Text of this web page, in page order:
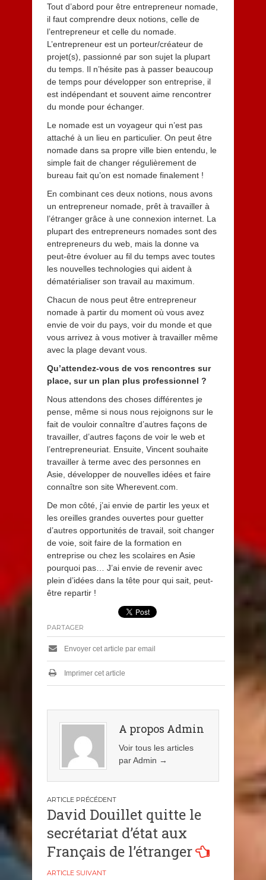
Tout d’abord pour être entrepreneur nomade,
il faut comprendre deux notions, celle de
l’entrepreneur et celle du nomade.
L’entrepreneur est un porteur/créateur de
projet(s), passionné par son sujet la plupart
du temps. Il n’hésite pas à passer beaucoup
de temps pour développer son entreprise, il
est indépendant et souvent aime rencontrer
du monde pour échanger.
Le nomade est un voyageur qui n’est pas
attaché à un lieu en particulier. On peut être
nomade dans sa propre ville bien entendu, le
simple fait de changer régulièrement de
bureau fait qu’on est nomade finalement !
En combinant ces deux notions, nous avons
un entrepreneur nomade, prêt à travailler à
l’étranger grâce à une connexion internet. La
plupart des entrepreneurs nomades sont des
entrepreneurs du web, mais la donne va
peut-être évoluer au fil du temps avec toutes
les nouvelles technologies qui aident à
dématérialiser son travail au maximum.
Chacun de nous peut être entrepreneur
nomade à partir du moment où vous avez
envie de voir du pays, voir du monde et que
vous arrivez à vous motiver à travailler même
avec la plage devant vous.
Qu’attendez-vous de vos rencontres sur
place, sur un plan plus professionnel ?
Nous attendons des choses différentes je
pense, même si nous nous rejoignons sur le
fait de vouloir connaître d’autres façons de
travailler, d’autres façons de voir le web et
l’entrepreneuriat. Ensuite, Vincent souhaite
travailler à terme avec des personnes en
Asie, développer de nouvelles idées et faire
connaître son site Wherevent.com.
De mon côté, j’ai envie de partir les yeux et
les oreilles grandes ouvertes pour guetter
d’autres opportunités de travail, soit changer
de voie, soit faire de la formation en
entreprise ou chez les scolaires en Asie
pourquoi pas… J’ai envie de revenir avec
plein d’idées dans la tête pour qui sait, peut-
être repartir !
PARTAGER
Envoyer cet article par email
Imprimer cet article
A propos Admin
Voir tous les articles
par Admin →
Navigation
de
l’article
David Douillet quitte le
secrétariat d’état aux
Français de l’étranger